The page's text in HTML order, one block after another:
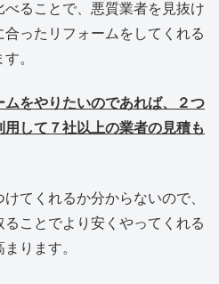
ることで、悪質業者を見抜け
ったリフォームをしてくれる
。
ムをやりたいのであれば、２つ
して７社以上の業者の見積も
てくれるか分からないので、
ことでより安くやってくれる
ります。